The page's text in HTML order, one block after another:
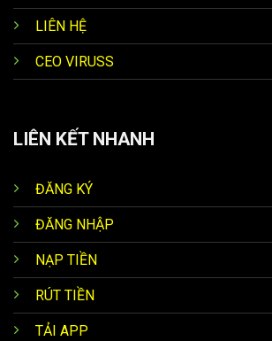
LIÊN HỆ
CEO VIRUSS
LIÊN KẾT NHANH
ĐĂNG KÝ
ĐĂNG NHẬP
NẠP TIỀN
RÚT TIỀN
TẢI APP